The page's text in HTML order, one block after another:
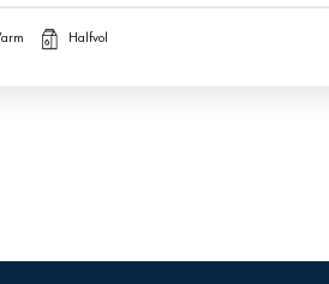
warm halfvol